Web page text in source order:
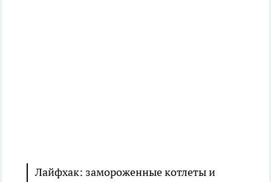
Лайфхак: замороженные котлеты и